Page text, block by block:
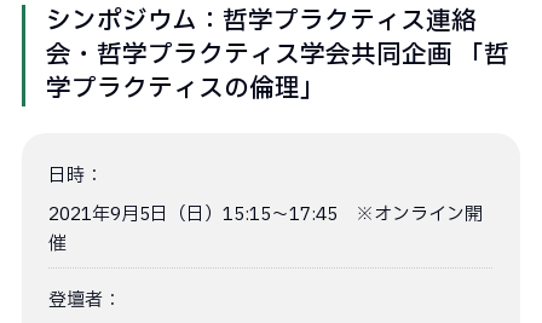
シンポジウム：哲学プラクティス連絡
会・哲学プラクティス学会共同企画 「哲
学プラクティスの倫理」
日時：
2021年9月5日（日）15:15〜17:45 ※オンライン開
催
登壇者：